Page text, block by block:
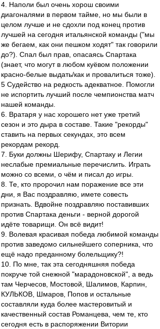
4. Наполи был очень хорош своими
диагоналями в первом тайме, но мы были в
целом лучше и не сдохли под конец против
лучшей на сегодня итальянской команды ("мы
же бегаем, как они пешком ходят" так говорили
до?). Спал был прав, опасаясь Спартака
(знает, что могут в любом куёвом положении
красно-белые выдать/как и провалиться тоже).
5 Судейство на редкость адекватное. Помогли
не испортить лучший после чемпионства матч
нашей команды.
6. Вратаря у нас хорошего нет уже третий
сезон и это дыра в составе. Такие "рекорды"
ставить на первых секундах, это всем
рекордам рекорд.
7. Буки должны Шерифу, Спартаку и Легии
неслабые премиальные перечислить. Играть
можно со всеми, о чём и писал до игры.
8. Те, кто пророчил нам поражение все эти
дни, я Вас поздравляю, имете совесть
признать. Вдвойне поздравляю поставивших
против Спартака деньги - верной дорогой
идёте товарищи. Он всё видит!
9. Волевая красивая победа любимой команды
против заведомо сильнейшего соперника, что
ещё надо преданному болельщику?!
10. По мне, так эта сегодняшняя победа
покруче той снежной "марадоновской", а ведь
там Черчесов, Мостовой, Шалимов, Карпин,
КУЛЬКОВ, Шмаров, Попов и остальные
составляли куда более мастеровитый и
качественный состав Романцева, чем те, кто
сегодня есть в распоряжении Витории